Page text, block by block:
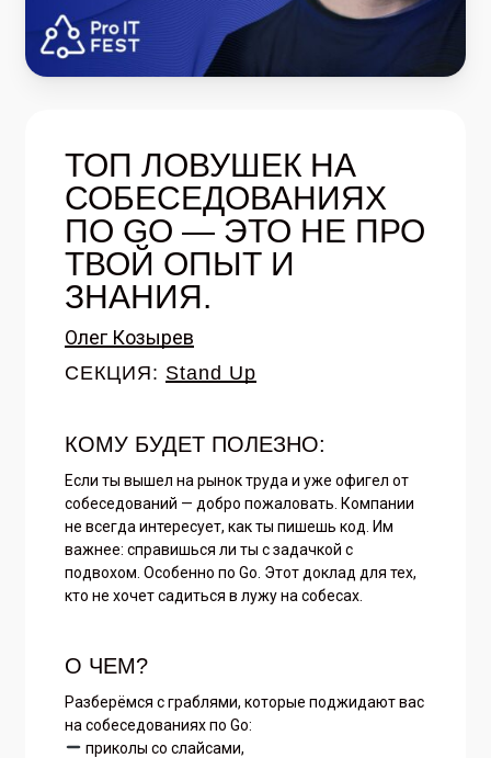
ТОП ЛОВУШЕК НА
СОБЕСЕДОВАНИЯХ
ПО GO — ЭТО НЕ ПРО
ТВОЙ ОПЫТ И
ЗНАНИЯ.
Олег Козырев
СЕКЦИЯ: Stand Up
КОМУ БУДЕТ ПОЛЕЗНО:
Если ты вышел на рынок труда и уже офигел от
собеседований — добро пожаловать. Компании
не всегда интересует, как ты пишешь код. Им
важнее: справишься ли ты с задачкой с
подвохом. Особенно по Go. Этот доклад для тех,
кто не хочет садиться в лужу на собесах.
О ЧЕМ?
Разберёмся с граблями, которые поджидают вас
на собеседованиях по Go:
приколы со слайсами,